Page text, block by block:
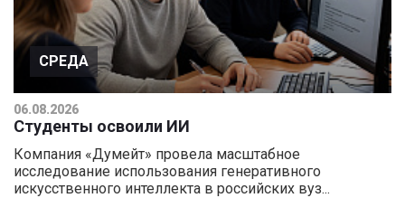
СРЕДА
06.08.2026
Студенты освоили ИИ
Компания «Думейт» провела масштабное
исследование использования генеративного
искусственного интеллекта в российских вуз...